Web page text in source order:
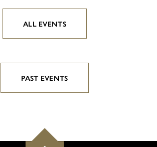
ALL EVENTS
PAST EVENTS